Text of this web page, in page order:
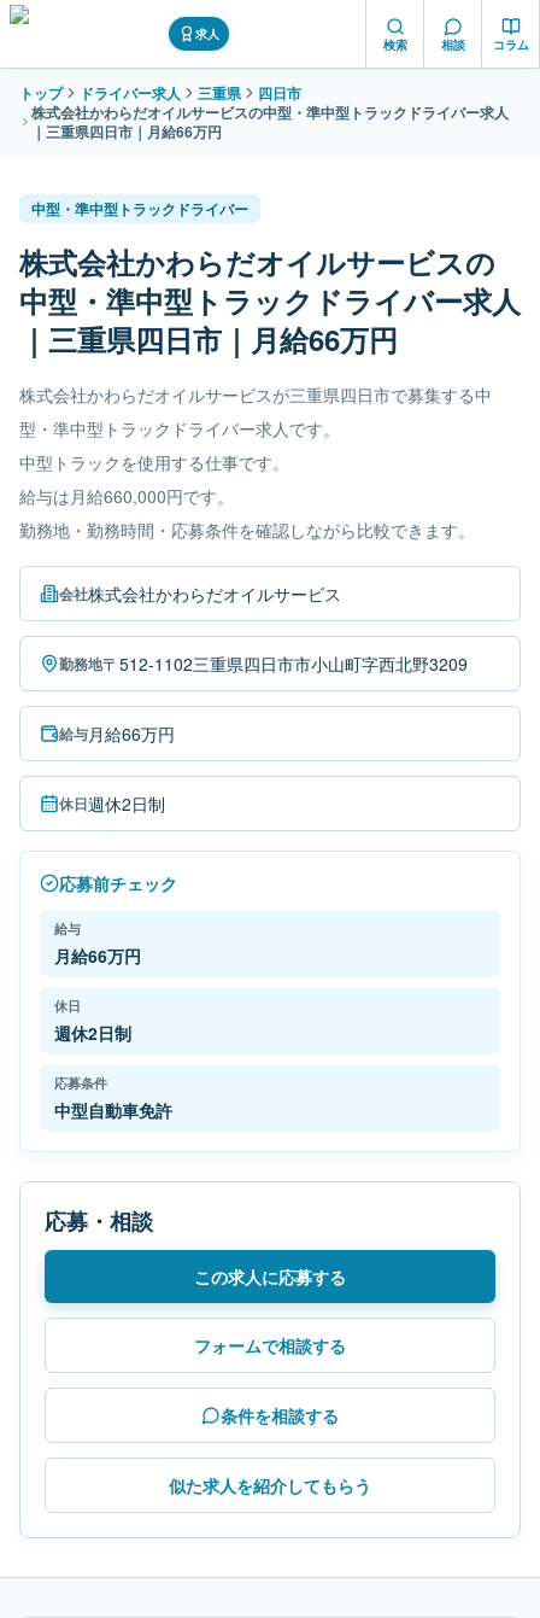
求人
検索 相談 コラム
トップ ドライバー求人 三重県
四日市
株式会社かわらだオイルサービスの中型・準中型トラックドライバー求人
｜三重県四日市｜月給66万円
中型・準中型トラックドライバー
株式会社かわらだオイルサービスの
中型・準中型トラックドライバー求人
｜三重県四日市｜月給66万円
株式会社かわらだオイルサービスが三重県四日市で募集する中
型・準中型トラックドライバー求人です。
中型トラックを使用する仕事です。
給与は月給660,000円です。
勤務地・勤務時間・応募条件を確認しながら比較できます。
会社株式会社かわらだオイルサービス
勤務地〒512-1102三重県四日市市小山町字西北野3209
給与月給66万円
休日週休2日制
応募前チェック
給与
月給66万円
休日
週休2日制
応募条件
中型自動車免許
応募・相談
この求人に応募する
フォームで相談する
条件を相談する
似た求人を紹介してもらう